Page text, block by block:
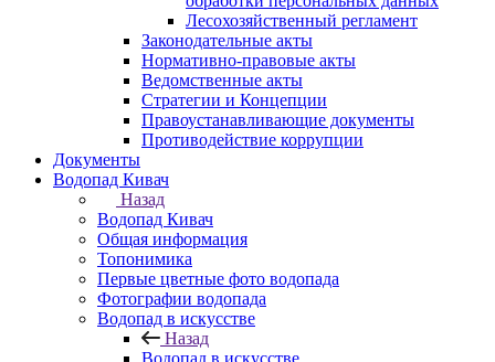
Лесохозяйственный регламент
Законодательные акты
Нормативно-правовые акты
Ведомственные акты
Стратегии и Концепции
Правоустанавливающие документы
Противодействие коррупции
Документы
Водопад Кивач
Назад
Водопад Кивач
Общая информация
Топонимика
Первые цветные фото водопада
Фотографии водопада
Водопад в искусстве
Назад
Водопад в искусстве